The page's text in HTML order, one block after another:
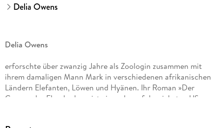
Delia Owens
Delia Owens
erforschte über zwanzig Jahre als Zoologin zusammen mit
ihrem damaligen Mann Mark in verschiedenen afrikanischen
Ländern Elefanten, Löwen und Hyänen. Ihr Roman »Der
Gesang der Flusskrebse« ist eines der erfolgreichsten US-